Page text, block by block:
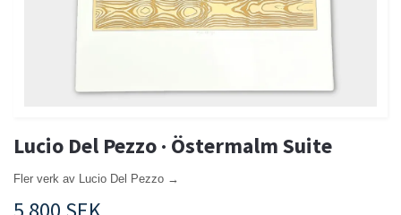
Lucio Del Pezzo · Östermalm Suite
Fler verk av Lucio Del Pezzo →